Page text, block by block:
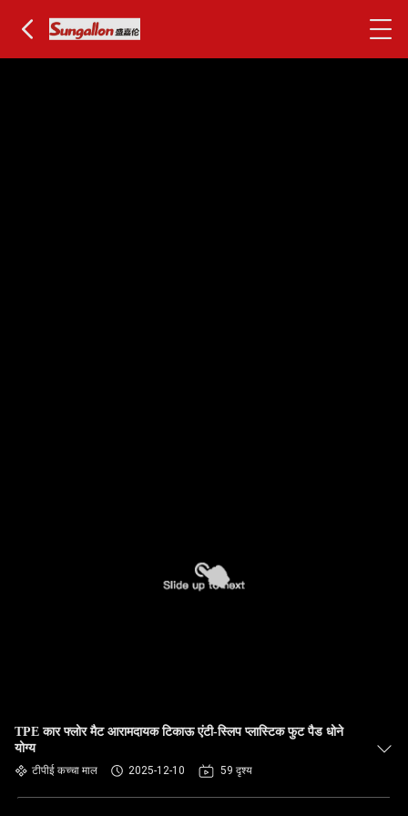
TPE कार फ्लोर मैट आरामदायक टिकाऊ एंटी-स्लिप प्लास्टिक फुट पैड धोने
योग्य
टीपीई कच्चा माल 2025-12-10 59 दृश्य